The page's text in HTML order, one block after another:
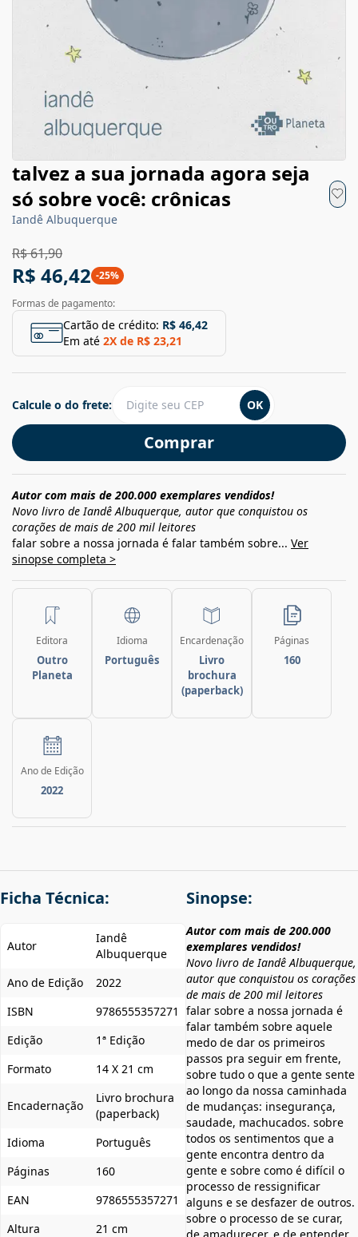
talvez a sua jornada agora seja
só sobre você: crônicas
Iandê Albuquerque
R$ 61,90
R$ 46,42 -25%
Formas de pagamento:
Cartão de crédito: R$ 46,42
Em até 2X de R$ 23,21
Comprar
Calcule o do frete: OK
Autor com mais de 200.000 exemplares vendidos!
Novo livro de Iandê Albuquerque, autor que conquistou os
corações de mais de 200 mil leitores
falar sobre a nossa jornada é falar também sobre... Ver
sinopse completa >
Editora
Outro
Planeta
Idioma
Português
Encardenação
Livro
brochura
(paperback)
Páginas
160
Ano de Edição
2022
Ficha Técnica:
Autor
Iandê
Albuquerque
Ano de Edição
2022
ISBN
9786555357271
Edição
1ª Edição
Formato
14 X 21 cm
Encadernação
Livro brochura
(paperback)
Idioma
Português
Páginas
160
EAN
9786555357271
Altura
21 cm
Sinopse:
Autor com mais de 200.000
exemplares vendidos!
Novo livro de Iandê Albuquerque,
autor que conquistou os corações
de mais de 200 mil leitores
falar sobre a nossa jornada é
falar também sobre aquele
medo de dar os primeiros
passos pra seguir em frente,
sobre tudo o que a gente sente
ao longo da nossa caminhada
de mudanças: insegurança,
saudade, machucados. sobre
todos os sentimentos que a
gente encontra dentro da
gente e sobre como é difícil o
processo de ressignificar
alguns e se desfazer de outros.
sobre o processo de se curar,
de amadurecer, e de entender